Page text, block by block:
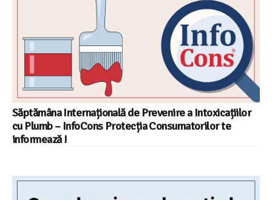
Săptămâna Internațională de Prevenire a Intoxicațiilor
cu Plumb – InfoCons Protecția Consumatorilor te
informează !